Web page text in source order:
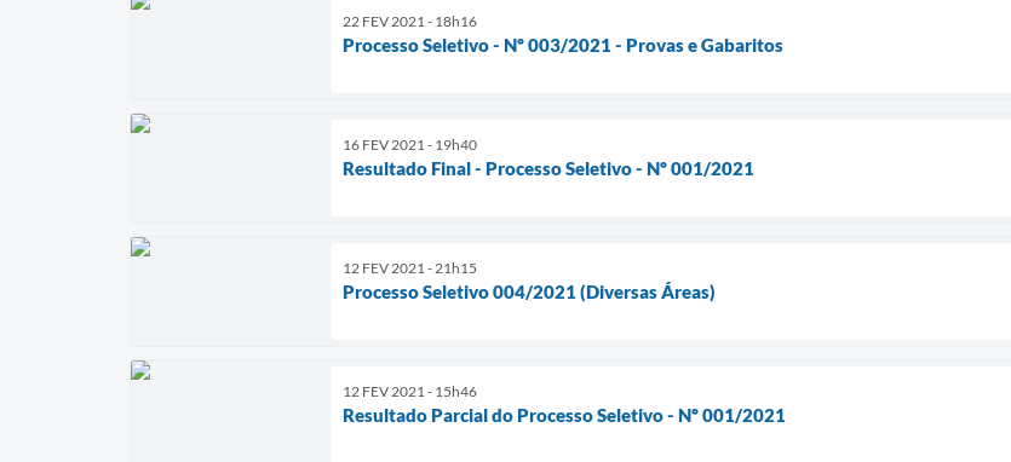
22 FEV 2021 - 18h16
Processo Seletivo - Nº 003/2021 - Provas e Gabaritos
16 FEV 2021 - 19h40
Resultado Final - Processo Seletivo - Nº 001/2021
12 FEV 2021 - 21h15
Processo Seletivo 004/2021 (Diversas Áreas)
12 FEV 2021 - 15h46
Resultado Parcial do Processo Seletivo - Nº 001/2021